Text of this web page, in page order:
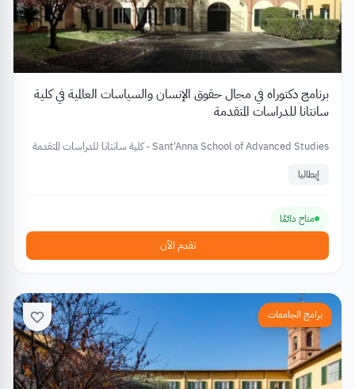
برنامج دكتوراه في مجال حقوق الإنسان والسياسات العالمية في كلية
سانتانا للدراسات المتقدمة
Sant'Anna School of Advanced Studies - كلية سانتانا للدراسات المتقدمة
إيطاليا
متاح دائمًا
تقدم الآن
برامج الجامعات